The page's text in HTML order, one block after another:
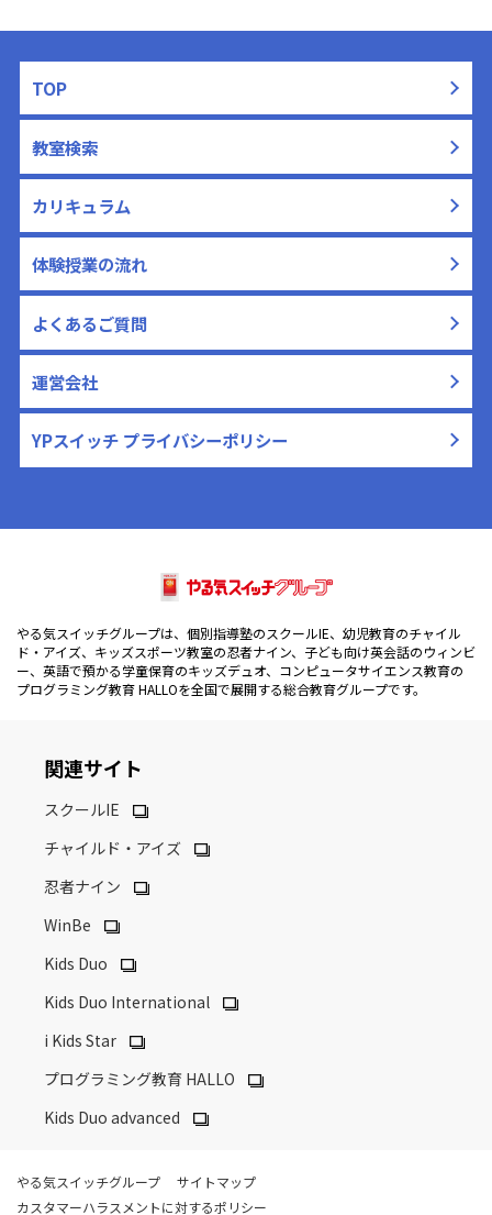
TOP
教室検索
カリキュラム
体験授業の流れ
よくあるご質問
運営会社
YPスイッチ プライバシーポリシー
やる気スイッチグループは、個別指導塾のスクールIE、幼児教育のチャイル
ド・アイズ、キッズスポーツ教室の忍者ナイン、子ども向け英会話のウィンビ
ー、英語で預かる学童保育のキッズデュオ、コンピュータサイエンス教育の
プログラミング教育 HALLOを全国で展開する総合教育グループです。
関連サイト
スクールIE
チャイルド・アイズ
忍者ナイン
WinBe
Kids Duo
Kids Duo International
i Kids Star
プログラミング教育 HALLO
Kids Duo advanced
やる気スイッチグループ
サイトマップ
カスタマーハラスメントに対するポリシー